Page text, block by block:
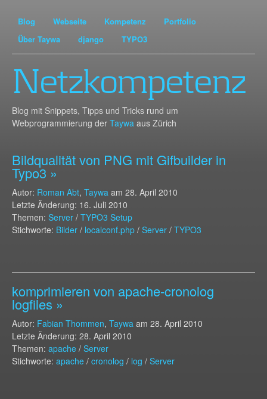
Blog Webseite Kompetenz
Portfolio
Über Taywa
django TYPO3
Netzkompetenz
Blog mit Snippets, Tipps und Tricks rund um
Webprogrammierung der Taywa aus Zürich
Bildqualität von PNG mit Gifbuilder in
Typo3 »
Autor: Roman Abt, Taywa am 28. April 2010
Letzte Änderung: 16. Juli 2010
Themen: Server / TYPO3 Setup
Stichworte: Bilder / localconf.php / Server / TYPO3
komprimieren von apache-cronolog
logfiles »
Autor: Fabian Thommen, Taywa am 28. April 2010
Letzte Änderung: 28. April 2010
Themen: apache / Server
Stichworte: apache / cronolog / log / Server